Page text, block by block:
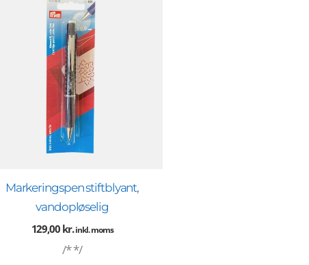
Markeringspen stiftblyant,
vandopløselig
129,00 kr. inkl. moms
/* */